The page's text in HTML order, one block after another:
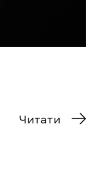
Читати